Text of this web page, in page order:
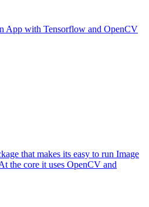
App with Tensorflow and OpenCV
that makes its easy to run Image
the core it uses OpenCV and